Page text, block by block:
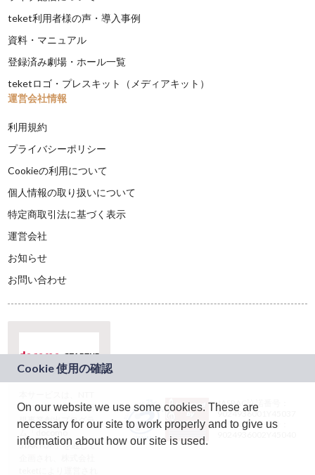
teket利用者様の声・導入事例
資料・マニュアル
登録済み劇場・ホール一覧
teketロゴ・プレスキット（メディアキット）
運営会社情報
利用規約
プライバシーポリシー
Cookieの利用について
個人情報の取り扱いについて
特定商取引法に基づく表示
運営会社
お知らせ
お問い合わせ
ドコモグループの新
規事業創出プログラ
ム「docomo
STARTUP」を通じて
JASRAC許諾番号：
9024936001Y45037
JASRAC許諾番号：
On our website we use some cookies. These are
necessary for our site to work properly and to give us
information about how our site is used.